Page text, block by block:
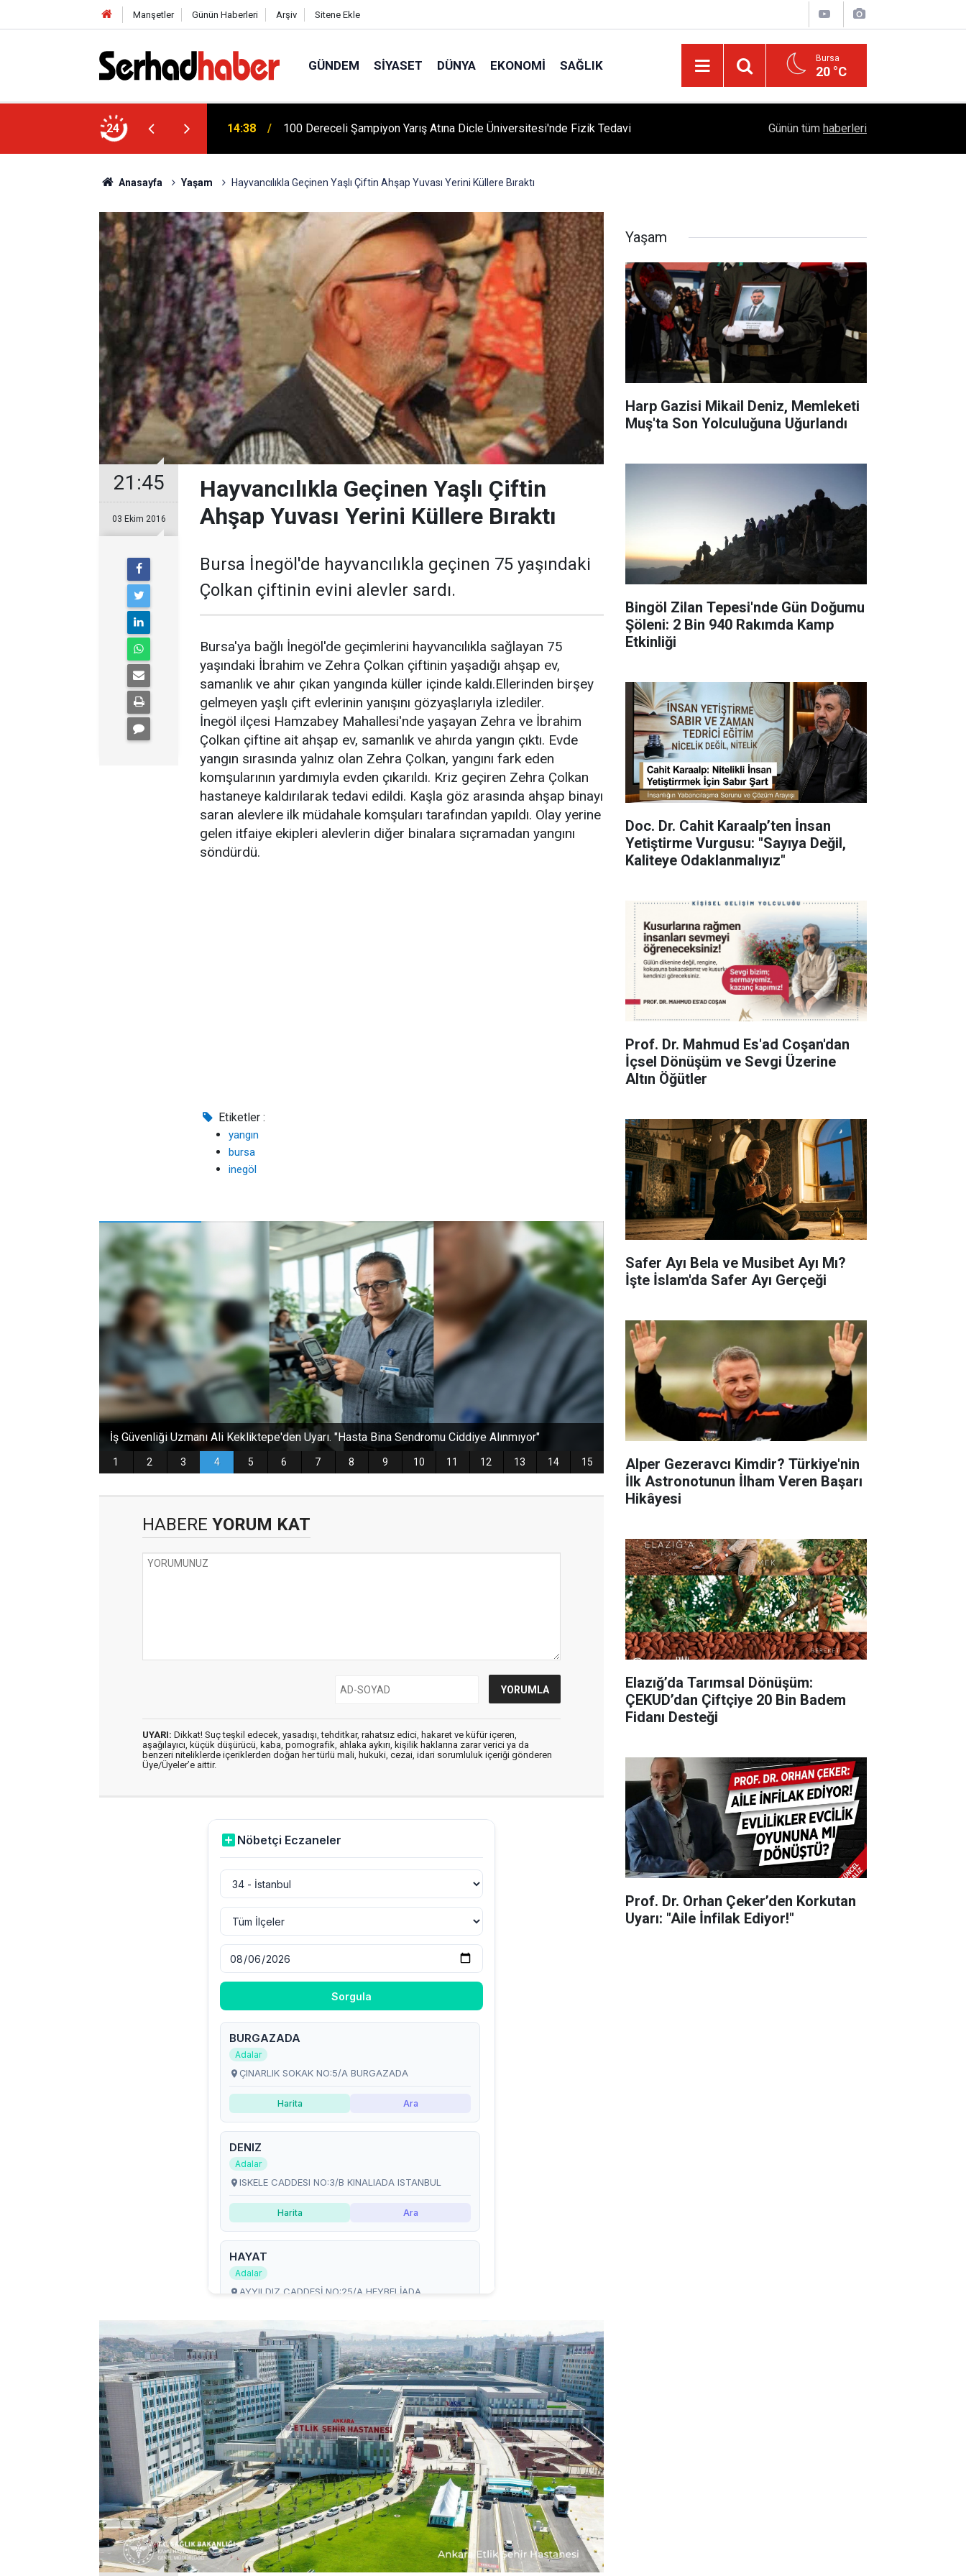
Manşetler Günün Haberleri Arşiv Sitene Ekle
GÜNDEM SIYASET DÜNYA EKONOMI SAĞLIK Bursa
20 °C
24
Dicle Üniversitesi'nde Fizik Tedavi 04:20
Türkiye'yi Değiştiren Lider Turgut Özal'ın Asıl Mesleği Ne? Şaşırtan
Mühendislik Hikayesi
"PROJE: 0011" Adımı
Günün tüm haberleri
Anasayfa Yaşam Hayvancılıkla Geçinen Yaşlı Çiftin Ahşap Yuvası Yerini Küllere Bıraktı
21:45
03 Ekim 2016
Hayvancılıkla Geçinen Yaşlı Çiftin
Ahşap Yuvası Yerini Küllere Bıraktı
Bursa İnegöl'de hayvancılıkla geçinen 75 yaşındaki
Çolkan çiftinin evini alevler sardı.
Bursa'ya bağlı İnegöl'de geçimlerini hayvancılıkla sağlayan 75
yaşındaki İbrahim ve Zehra Çolkan çiftinin yaşadığı ahşap ev,
samanlık ve ahır çıkan yangında küller içinde kaldı.Ellerinden birşey
gelmeyen yaşlı çift evlerinin yanışını gözyaşlarıyla izlediler.
İnegöl ilçesi Hamzabey Mahallesi'nde yaşayan Zehra ve İbrahim
Çolkan çiftine ait ahşap ev, samanlık ve ahırda yangın çıktı. Evde
yangın sırasında yalnız olan Zehra Çolkan, yangını fark eden
komşularının yardımıyla evden çıkarıldı. Kriz geçiren Zehra Çolkan
hastaneye kaldırılarak tedavi edildi. Kaşla göz arasında ahşap binayı
saran alevlere ilk müdahale komşuları tarafından yapıldı. Olay yerine
gelen itfaiye ekipleri alevlerin diğer binalara sıçramadan yangını
söndürdü.
Etiketler :
yangın
bursa
inegöl
HABERE YORUM KAT
UYARI: Dikkat! Suç teşkil edecek, yasadışı, tehditkar, rahatsız edici, hakaret ve küfür içeren,
aşağılayıcı, küçük düşürücü, kaba, pornografik, ahlaka aykırı, kişilik haklarına zarar verici ya da
benzeri niteliklerde içeriklerden doğan her türlü mali, hukuki, cezai, idari sorumluluk içeriği gönderen
Üye/Üyeler’e aittir.
Yaşam
Harp Gazisi Mikail Deniz, Memleketi
Muş'ta Son Yolculuğuna Uğurlandı
Bingöl Zilan Tepesi'nde Gün Doğumu
Şöleni: 2 Bin 940 Rakımda Kamp
Etkinliği
Doc. Dr. Cahit Karaalp’ten İnsan
Yetiştirme Vurgusu: "Sayıya Değil,
Kaliteye Odaklanmalıyız"
Prof. Dr. Mahmud Es'ad Coşan'dan
İçsel Dönüşüm ve Sevgi Üzerine
Altın Öğütler
Safer Ayı Bela ve Musibet Ayı Mı?
İşte İslam'da Safer Ayı Gerçeği
Alper Gezeravcı Kimdir? Türkiye'nin
İlk Astronotunun İlham Veren Başarı
Hikâyesi
​Elazığ’da Tarımsal Dönüşüm:
ÇEKUD’dan Çiftçiye 20 Bin Badem
Fidanı Desteği
Prof. Dr. Orhan Çeker’den Korkutan
Uyarı: "Aile İnfilak Ediyor!"